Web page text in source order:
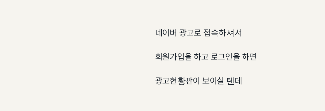
네이버 광고로 접속하셔서
회원가입을 하고 로그인을 하면
광고현황판이 보이실 텐데